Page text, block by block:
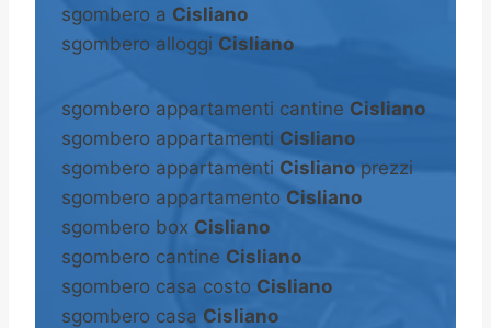
sgombero a Cisliano
sgombero alloggi Cisliano
sgombero appartamenti cantine Cisliano
sgombero appartamenti Cisliano
sgombero appartamenti Cisliano prezzi
sgombero appartamento Cisliano
sgombero box Cisliano
sgombero cantine Cisliano
sgombero casa costo Cisliano
sgombero casa Cisliano